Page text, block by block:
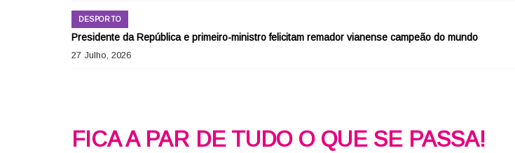
DESPORTO
Presidente da República e primeiro-ministro felicitam remador vianense campeão do mundo
27 Julho, 2026
FICA A PAR DE TUDO O QUE SE PASSA!